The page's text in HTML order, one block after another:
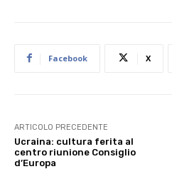
Facebook X
ARTICOLO PRECEDENTE
Ucraina: cultura ferita al
centro riunione Consiglio
d’Europa